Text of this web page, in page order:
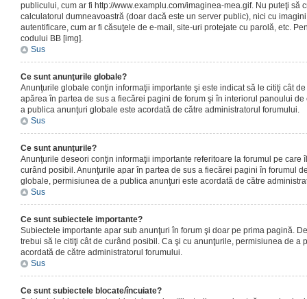
publicului, cum ar fi http://www.examplu.com/imaginea-mea.gif. Nu puteţi să
calculatorul dumneavoastră (doar dacă este un server public), nici cu
autentificare, cum ar fi căsuţele de e-mail, site-uri protejate cu parolă, etc.
codului BB [img].
Sus
Ce sunt anunţurile globale?
Anunţurile globale conţin informaţii importante şi este indicat să le citiţi cât
apărea în partea de sus a fiecărei pagini de forum şi în interiorul panoului
a publica anunţuri globale este acordată de către administratorul forumului.
Sus
Ce sunt anunţurile?
Anunţurile deseori conţin informaţii importante referitoare la forumul pe care
curând posibil. Anunţurile apar în partea de sus a fiecărei pagini în forumul
globale, permisiunea de a publica anunţuri este acordată de către
Sus
Ce sunt subiectele importante?
Subiectele importante apar sub anunţuri în forum şi doar pe prima pagină.
trebui să le citiţi cât de curând posibil. Ca şi cu anunţurile, permisiunea de a
acordată de către administratorul forumului.
Sus
Ce sunt subiectele blocate/încuiate?